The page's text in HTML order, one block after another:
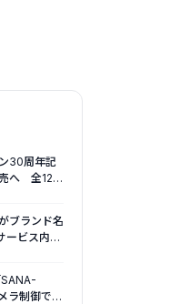
30周年記
へ 全12種
ブランド名
ビス内容
ラ制御で視